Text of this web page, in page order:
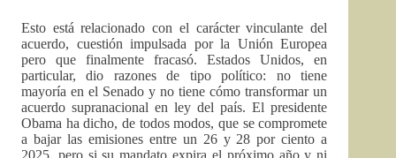
Esto está relacionado con el carácter vinculante del
acuerdo, cuestión impulsada por la Unión Europea
pero que finalmente fracasó. Estados Unidos, en
particular, dio razones de tipo político: no tiene
mayoría en el Senado y no tiene cómo transformar un
acuerdo supranacional en ley del país. El presidente
Obama ha dicho, de todos modos, que se compromete
a bajar las emisiones entre un 26 y 28 por ciento a